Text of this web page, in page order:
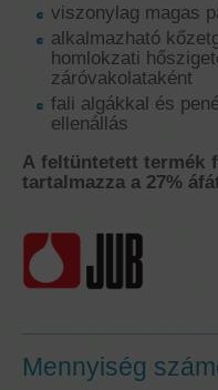
viszonylag magas
alkalmazható
homlokzati
záróvakolataként
fali algákkal és
ellenállás
A feltüntetett termék
tartalmazza a 27%
Mennyiség